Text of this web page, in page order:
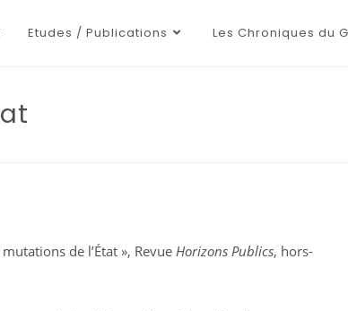
Etudes / Publications Les Chroniques du
de l’État », RevueHorizons Publics, hors-